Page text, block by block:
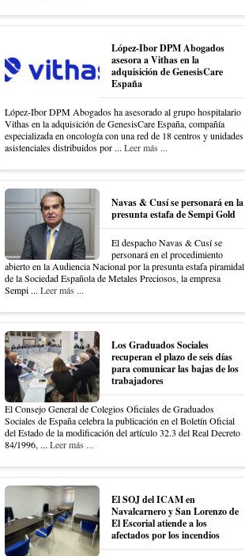
López-Ibor DPM Abogados
asesora a Vithas en la
adquisición de GenesisCare
España
López-Ibor DPM Abogados ha asesorado al grupo hospitalario
Vithas en la adquisición de GenesisCare España, compañía
especializada en oncología con una red de 18 centros y unidades
asistenciales distribuidos por ... Leer más ...
Navas & Cusí se personará en la
presunta estafa de Sempi Gold
El despacho Navas & Cusí se
personará en el procedimiento
abierto en la Audiencia Nacional por la presunta estafa piramidal
de la Sociedad Española de Metales Preciosos, la empresa
Sempi ... Leer más ...
Los Graduados Sociales
recuperan el plazo de seis días
para comunicar las bajas de los
trabajadores
El Consejo General de Colegios Oficiales de Graduados
Sociales de España celebra la publicación en el Boletín Oficial
del Estado de la modificación del artículo 32.3 del Real Decreto
84/1996, ... Leer más ...
El SOJ del ICAM en
Navalcarnero y San Lorenzo de
El Escorial atiende a los
afectados por los incendios